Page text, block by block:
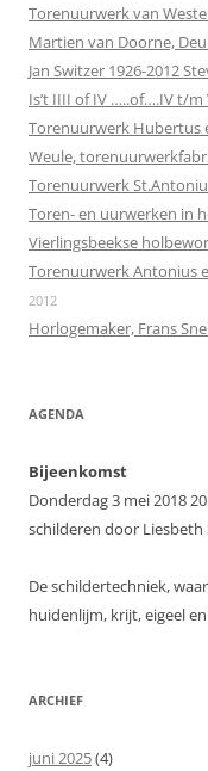
Torenuurwerk van
Martien van Doorne,
Jan Switzer 1926-2012
Is’t IIII of IV …..of….IV t/m
Torenuurwerk Hubertus
Weule,
Torenuurwerk
Toren- en uurwerken in
Vierlingsbeekse
Torenuurwerk Antonius
2012
Horlogemaker, Frans
AGENDA
Bijeenkomst
Donderdag 3 mei 2018
schilderen door Liesbeth
De schildertechniek,
huidenlijm, krijt, eigeel
ARCHIEF
juni 2025(4)